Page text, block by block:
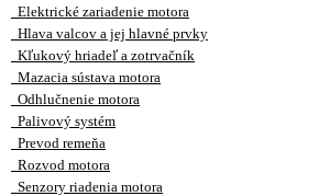
Elektrické zariadenie motora
Hlava valcov a jej hlavné prvky
Kľukový hriadeľ a zotrvačník
Mazacia sústava motora
Odhlučnenie motora
Palivový systém
Prevod remeňa
Rozvod motora
Senzory riadenia motora